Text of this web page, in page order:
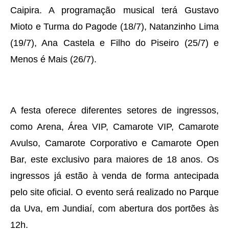
Caipira. A programação musical terá Gustavo
Mioto e Turma do Pagode (18/7), Natanzinho Lima
(19/7), Ana Castela e Filho do Piseiro (25/7) e
Menos é Mais (26/7).
A festa oferece diferentes setores de ingressos,
como Arena, Área VIP, Camarote VIP, Camarote
Avulso, Camarote Corporativo e Camarote Open
Bar, este exclusivo para maiores de 18 anos. Os
ingressos já estão à venda de forma antecipada
pelo site oficial. O evento será realizado no Parque
da Uva, em Jundiaí, com abertura dos portões às
12h.